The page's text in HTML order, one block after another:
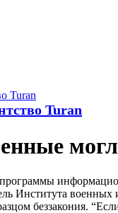
Turan
Института военных
беззакония.